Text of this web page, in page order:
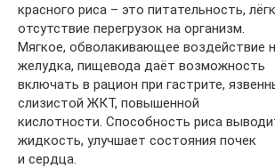
красного риса – это питательность,
отсутствие перегрузок на организм.
Мягкое, обволакивающее воздействие
желудка, пищевода даёт возможность
включать в рацион при гастрите,
слизистой ЖКТ, повышенной
кислотности. Способность риса
жидкость, улучшает состояния почек
и сердца.